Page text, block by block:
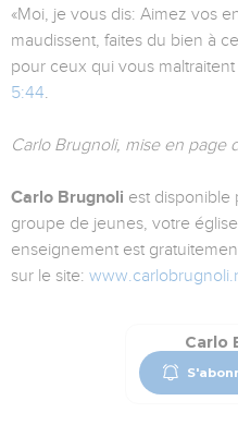
«Moi, je vous dis: Aimez vos
maudissent, faites du bien à
pour ceux qui vous
5:44.
Carlo Brugnoli, mise en page
Carlo Brugnoli est disponible
groupe de jeunes, votre
enseignement est
sur le site:
Carlo